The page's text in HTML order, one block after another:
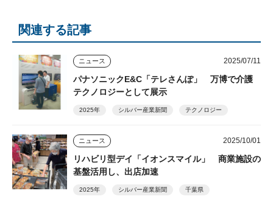
関連する記事
ニュース 2025/07/11
パナソニックE&C「テレさんぽ」 万博で介護
テクノロジーとして展示
2025年 シルバー産業新聞 テクノロジー
ニュース 2025/10/01
リハビリ型デイ「イオンスマイル」 商業施設の
基盤活用し、出店加速
2025年 シルバー産業新聞 千葉県